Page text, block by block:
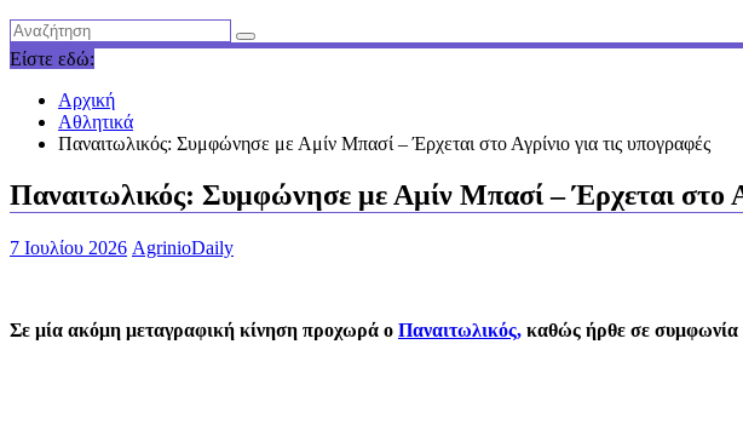
Είστε εδώ:
Αρχική
Αθλητικά
Παναιτωλικός: Συμφώνησε με Αμίν Μπασί – Έρχεται στο Αγρίνιο για τις υπογραφές
Παναιτωλικός: Συμφώνησε με Αμίν Μπασί – Έρχεται στο
7 Ιουλίου 2026 AgrinioDaily
Σε μία ακόμη μεταγραφική κίνηση προχωρά ο Παναιτωλικός, καθώς ήρθε σε συμφωνία